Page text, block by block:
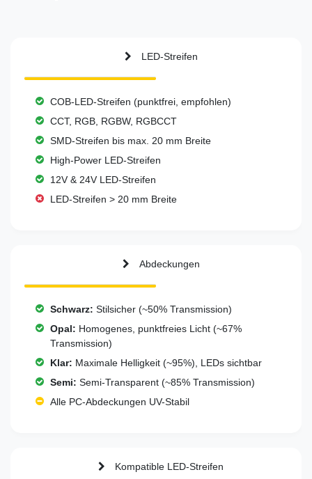
LED-Streifen
COB-LED-Streifen (punktfrei, empfohlen)
CCT, RGB, RGBW, RGBCCT
SMD-Streifen bis max. 20 mm Breite
High-Power LED-Streifen
12V & 24V LED-Streifen
LED-Streifen > 20 mm Breite
Abdeckungen
Schwarz: Stilsicher (~50% Transmission)
Opal: Homogenes, punktfreies Licht (~67%
Transmission)
Klar: Maximale Helligkeit (~95%), LEDs sichtbar
Semi: Semi-Transparent (~85% Transmission)
Alle PC-Abdeckungen UV-Stabil
Kompatible LED-Streifen